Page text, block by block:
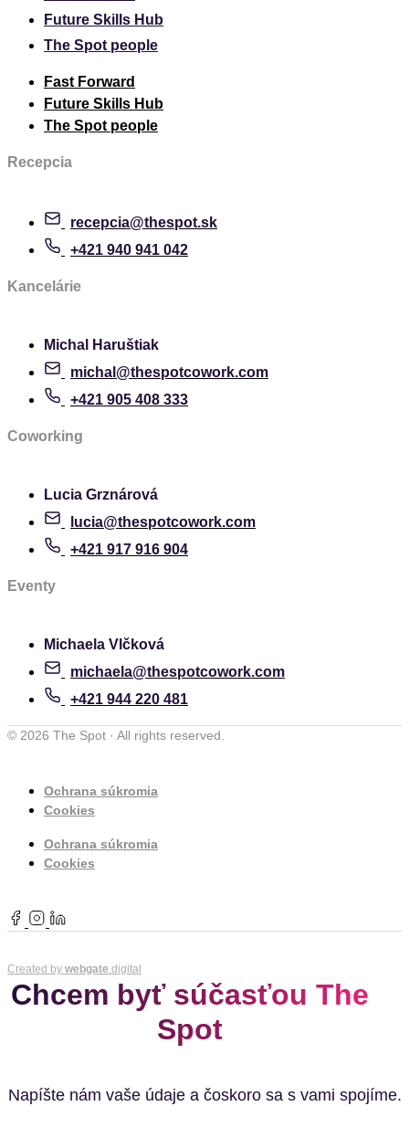
Future Skills Hub
The Spot people
Fast Forward
Future Skills Hub
The Spot people
Recepcia
recepcia@thespot.sk
+421 940 941 042
Kancelárie
Michal Haruštiak
michal@thespotcowork.com
+421 905 408 333
Coworking
Lucia Grznárová
lucia@thespotcowork.com
+421 917 916 904
Eventy
Michaela Vlčková
michaela@thespotcowork.com
+421 944 220 481
© 2026 The Spot · All rights reserved.
Ochrana súkromia
Cookies
Ochrana súkromia
Cookies
Created by webgate.digital
Chcem byť súčasťou The
Spot
Napíšte nám vaše údaje a čoskoro sa s vami spojíme.